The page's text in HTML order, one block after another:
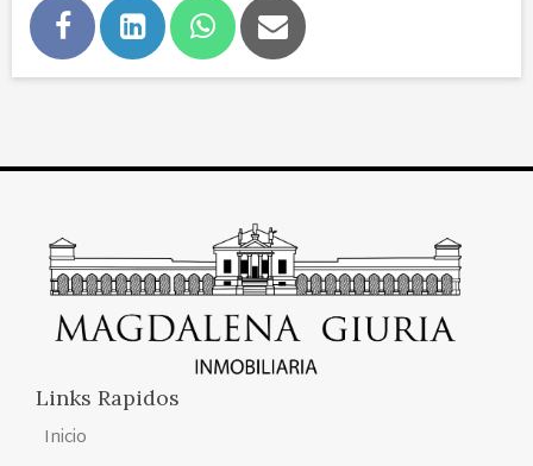
Links Rapidos
Inicio